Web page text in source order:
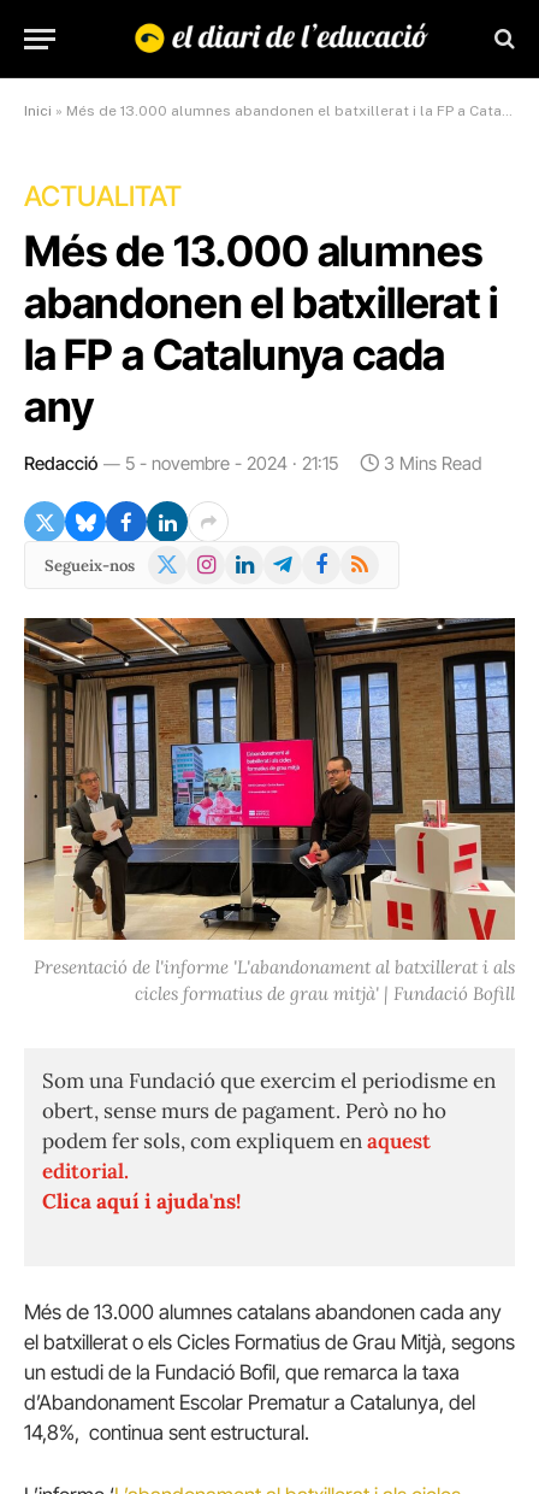
Inici » Més de 13.000 alumnes abandonen el batxillerat i la FP a Catalunya cada any
ACTUALITAT
Més de 13.000 alumnes
abandonen el batxillerat i
la FP a Catalunya cada
any
Redacció 5 - novembre - 2024 · 21:15 3 Mins Read
Segueix-nos
X
Instagram
LinkedInTelegramFacebook
RSS
Presentació de l'informe 'L'abandonament al batxillerat i als
cicles formatius de grau mitjà' | Fundació Bofill
Som una Fundació que exercim el periodisme en
obert, sense murs de pagament. Però no ho
podem fer sols, com expliquem enaquest
editorial.
Clica aquí i ajuda'ns!
Més de 13.000 alumnes catalans abandonen cada any
el batxillerat o els Cicles Formatius de Grau Mitjà, segons
un estudi de la Fundació Bofil, que remarca la taxa
d’Abandonament Escolar Prematur a Catalunya, del
14,8%, continua sent estructural.